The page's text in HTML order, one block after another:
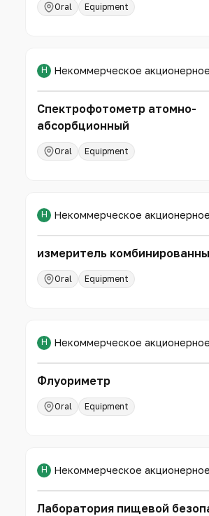
Oral Equipment
Н
Спектрофотометр атомно-
абсорбционный
Oral Equipment
Н
измеритель
Oral Equipment
Н
Флуориметр
Oral Equipment
Н
Лаборатория